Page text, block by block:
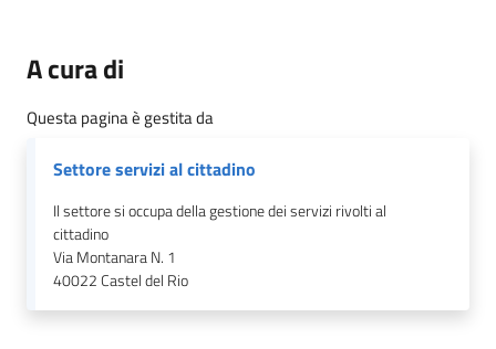
A cura di
Questa pagina è gestita da
Settore servizi al cittadino
Il settore si occupa della gestione dei servizi rivolti al
cittadino
Via Montanara N. 1
40022Castel del Rio